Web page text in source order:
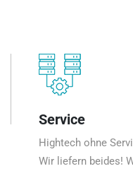
Service
Hightech ohne
Wir liefern beides!